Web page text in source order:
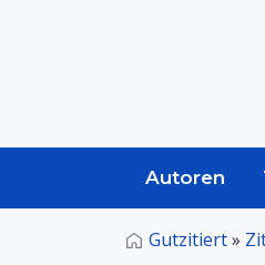
Autoren
Gutzitiert»